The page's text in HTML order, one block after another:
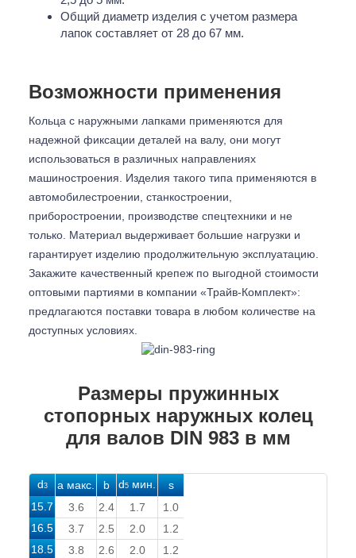
Общий диаметр изделия с учетом размера
лапок составляет от 28 до 67 мм.
Возможности применения
Кольца с наружными лапками применяются для
надежной фиксации деталей на валу, они могут
использоваться в различных направлениях
машиностроения. Изделия такого типа применяются в
автомобилестроении, станкостроении,
приборостроении, производстве спецтехники и не
только. Материал выдерживает большие нагрузки и
гарантирует изделию продолжительную эксплуатацию.
Закажите качественный крепеж по выгодной стоимости
оптовыми партиями в компании «Трайв-Комплект»:
предлагаются поставки товара в любом количестве на
доступных условиях.
Размеры пружинных
стопорных наружных колец
для валов DIN 983 в мм
d3 а макс. b d5мин.
s
15.7
3.6 2.4 1.7
1.0
16.5
3.7 2.5 2.0
1.2
18.5
3.8 2.6 2.0
1.2